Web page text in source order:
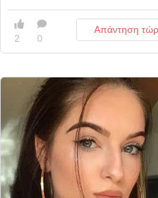
2 0
Απάντηση